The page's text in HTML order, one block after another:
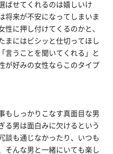
ばせてくれるのは嬉しいけ
将来が不安になってしまいま
性に押し付けてくるのかと、
まにはビシッと仕切ってほし
言うことを聞いてくれる」と
が好みの女性ならこのタイプ
もしっかりこなす真面目な男
る男は面白みに欠けるという
談も通じなかったり、いつも
そんな男と一緒にいても楽し